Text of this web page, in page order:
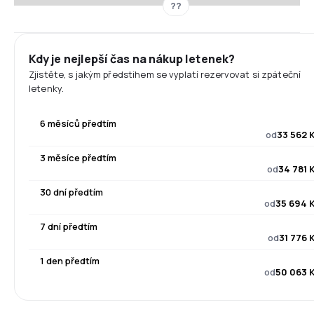
??
Kdy je nejlepší čas na nákup letenek?
Zjistěte, s jakým předstihem se vyplatí rezervovat si zpáteční
letenky.
6 měsíců předtím
od33 562
3 měsíce předtím
od34 781
30 dní předtím
od35 694
7 dní předtím
od31 776
1 den předtím
od50 063